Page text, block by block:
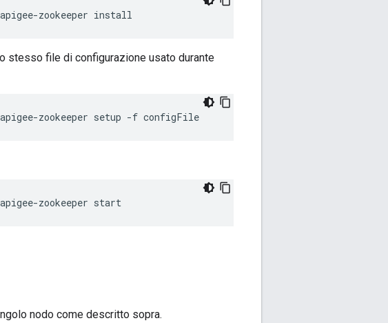
zookeeper install
stesso file di configurazione usato durante
zookeeper setup -f configFile
zookeeper start
nodo come descritto sopra.